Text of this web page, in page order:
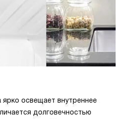
освещает внутреннее
долговечностью